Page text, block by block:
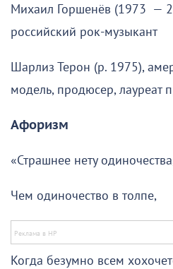
Михаил Горшенёв (1973 —
российский рок-музыкант
Шарлиз Терон (р. 1975),
модель, продюсер, лауреат
Афоризм
«Страшнее нету
Чем одиночество в толпе,
Когда безумно всем